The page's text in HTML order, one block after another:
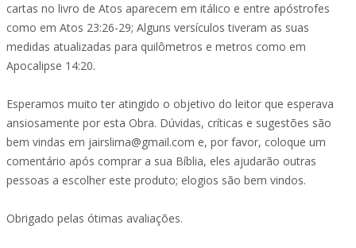
cartas no livro de Atos aparecem em itálico e entre apóstrofes
como em Atos 23:26-29; Alguns versículos tiveram as suas
medidas atualizadas para quilômetros e metros como em
Apocalipse 14:20.
Esperamos muito ter atingido o objetivo do leitor que esperava
ansiosamente por esta Obra. Dúvidas, críticas e sugestões são
bem vindas em jairslima@gmail.com e, por favor, coloque um
comentário após comprar a sua Bíblia, eles ajudarão outras
pessoas a escolher este produto; elogios são bem vindos.
Obrigado pelas ótimas avaliações.